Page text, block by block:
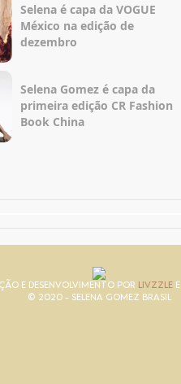
Taylor Swift Brasil
Selena é capa da VOGUE
México na edição de
dezembro
Selena Gomez é capa da
primeira edição CR Fashion
Book China
E DESENVOLVIMENTO POR LIVZZLE E
© 2020 - SELENA GOMEZ BRASIL